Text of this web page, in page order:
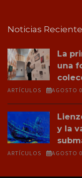
Noticias
La
una
ARTÍCULOS AGOSTO
y la
ARTÍCULOS AGOSTO